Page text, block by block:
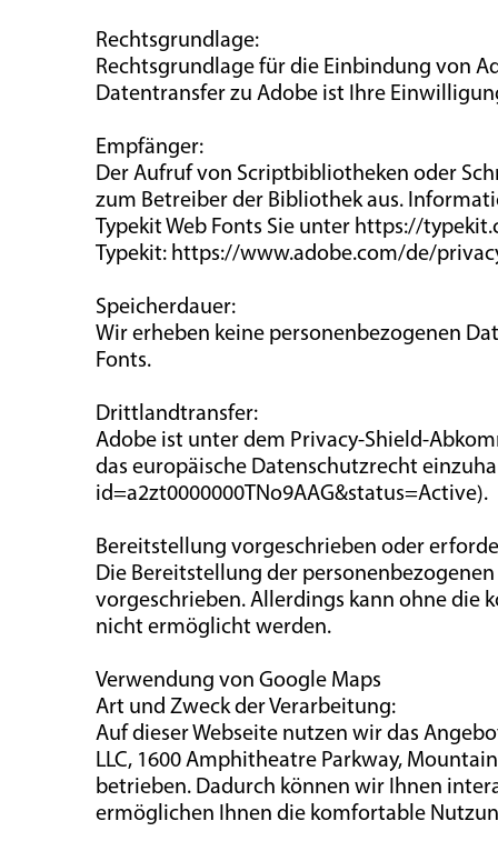
Rechtsgrundlage:
Rechtsgrundlage für die Einbindung von
Datentransfer zu Adobe ist Ihre
Empfänger:
Der Aufruf von Scriptbibliotheken oder
zum Betreiber der Bibliothek aus.
Typekit Web Fonts Sie unter https://
Typekit: https://www.adobe.com/de/
Speicherdauer:
Wir erheben keine personenbezogenen
Fonts.
Drittlandtransfer:
Adobe ist unter dem Privacy-Shield-
das europäische Datenschutzrecht
id=a2zt0000000TNo9AAG&status=Active).
Bereitstellung vorgeschrieben oder
Die Bereitstellung der
vorgeschrieben. Allerdings kann ohne die
nicht ermöglicht werden.
Verwendung von Google Maps
Art und Zweck der Verarbeitung:
Auf dieser Webseite nutzen wir das
LLC, 1600 Amphitheatre Parkway,
betrieben. Dadurch können wir Ihnen
ermöglichen Ihnen die komfortable